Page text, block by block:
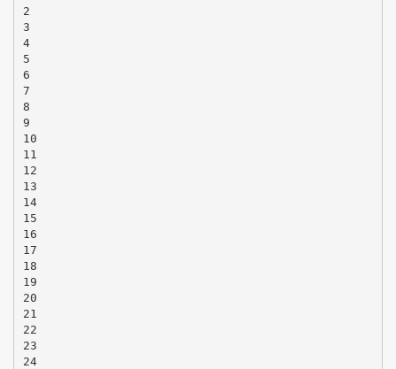
2
3
4
5
6
7
8
9
10
11
12
13
14
15
16
17
18
19
20
21
22
23
24